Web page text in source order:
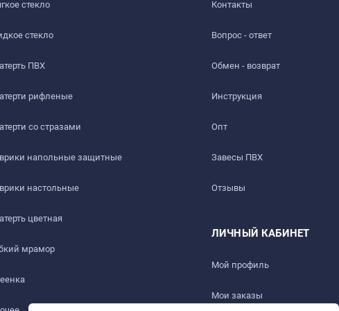
слабый быстро выветриваемый запах. Перед
стекло
стекло
ПВХ
рифленые
со стразами
напольные защитные
настольные
цветная
мрамор
Контакты
Вопрос - ответ
Обмен - возврат
Инструкция
Опт
Завесы ПВХ
Отзывы
ЛИЧНЫЙ КАБИНЕТ
Мой профиль
Мои заказы